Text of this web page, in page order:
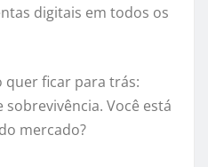
digitais em todos os
quer ficar para trás:
Você está
mercado?